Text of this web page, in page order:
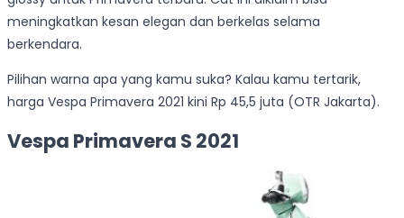
meningkatkan kesan elegan dan berkelas selama
berkendara.
Pilihan warna apa yang kamu suka? Kalau kamu tertarik,
harga Vespa Primavera 2021 kini Rp 45,5 juta (OTR Jakarta).
Vespa Primavera S 2021